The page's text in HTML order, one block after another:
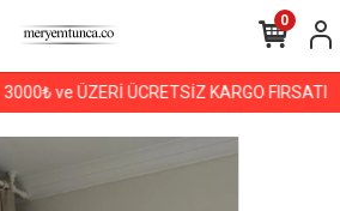
3000₺ ve ÜZERİ ÜCRETSİZ KARGO FIRSATI
0